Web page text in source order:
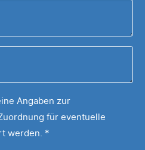
Angaben zur
für eventuelle
werden. *